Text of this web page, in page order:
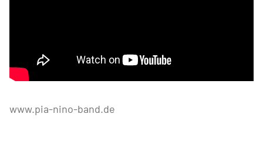
www.pia-nino-band.de